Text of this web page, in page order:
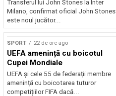
Transferul lui John Stones la Inter
Milano, confirmat oficial John Stones
este noul jucător...
SPORT 22 de ore ago
UEFA amenință cu boicotul
Cupei Mondiale
UEFA și cele 55 de federații membre
amenință cu boicotarea tuturor
competițiilor FIFA dacă...